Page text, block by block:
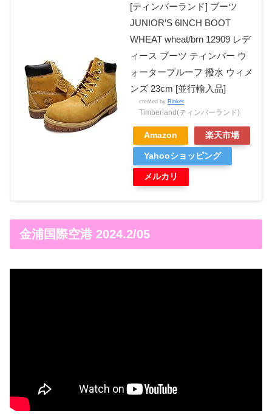
[ティンバーランド] ブーツ
JUNIOR’S 6INCH BOOT
WHEAT wheat/brn 12909 レデ
ィース ブーツ ティンバー ウ
ォータープルーフ 撥水 ウィメ
ンズ 23cm [並行輸入品]
created by Rinker
Timberland(ティンバーランド)
Amazon 楽天市場
Yahooショッピング
メルカリ
金浦国際空港 2024.2/05